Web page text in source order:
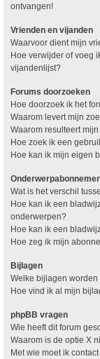
ontvangen!
Vrienden en vijanden
Waarvoor dient mijn
Hoe verwijder of voeg
vijandenlijst?
Forums doorzoeken
Hoe doorzoek ik het
Waarom levert mijn
Waarom resulteert
Hoe zoek ik een
Hoe kan ik mijn eigen
Wat is het verschil
Hoe kan ik een
onderwerpen?
Hoe kan ik een
Hoe zeg ik mijn
Bijlagen
Welke bijlagen
Hoe vind ik al mijn
phpBB vragen
Wie heeft dit forum
Waarom is de optie X
Met wie moet ik